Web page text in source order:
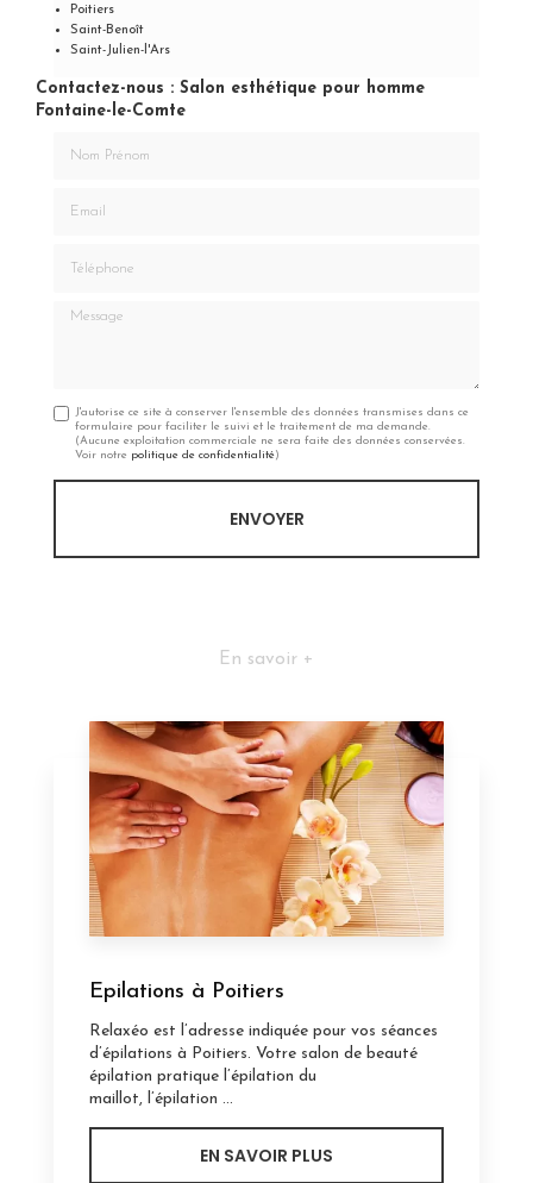
Poitiers
Saint-Benoît
Saint-Julien-l'Ars
Contactez-nous : Salon esthétique pour homme
Fontaine-le-Comte
Message
J'autorise ce site à conserver l'ensemble des données transmises dans ce
formulaire pour faciliter le suivi et le traitement de ma demande.
(Aucune exploitation commerciale ne sera faite des données conservées.
Voir notre politique de confidentialité)
En savoir +
Epilations à Poitiers
Relaxéo est l’adresse indiquée pour vos séances
d’épilations à Poitiers. Votre salon de beauté
épilation pratique l’épilation du
maillot, l’épilation ...
EN SAVOIR PLUS